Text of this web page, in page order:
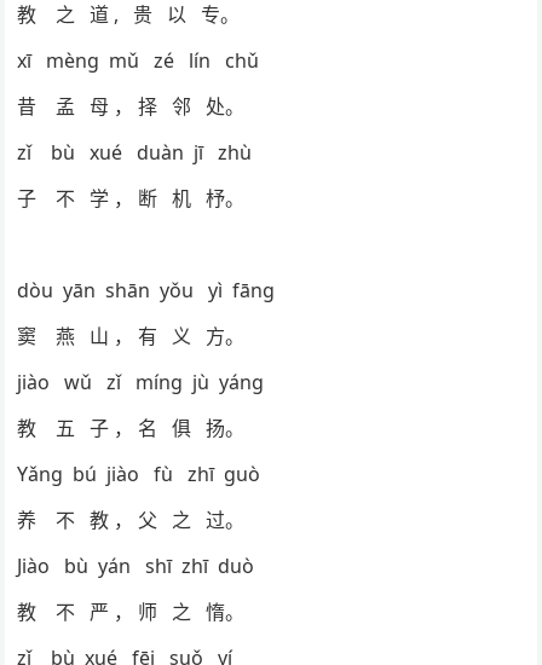
教 之 道 , 贵 以 专。
xī mèng mǔ zé lín chǔ
昔 孟 母 ， 择 邻 处。
zǐ bù xué duàn jī zhù
子 不 学 ， 断 机 杼。
dòu yān shān yǒu yì fāng
窦 燕 山 ， 有 义 方。
jiào wǔ zǐ míng jù yáng
教 五 子 ， 名 俱 扬。
Yǎng bú jiào fù zhī guò
养 不 教 ， 父 之 过。
Jiào bù yán shī zhī duò
教 不 严 ， 师 之 惰。
zǐ bù xué fēi suǒ yí